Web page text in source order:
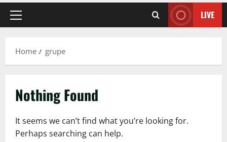
Primary
LIVE
Home grupe
Nothing Found
It seems we can’t find what you’re looking for.
Perhaps searching can help.